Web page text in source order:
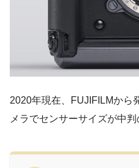
2020年現在、FUJIFILMから
メラでセンサーサイズが中